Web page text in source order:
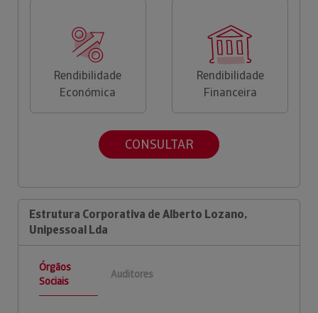
Rendibilidade
Económica
Rendibilidade
Financeira
CONSULTAR
Estrutura Corporativa de Alberto Lozano,
Unipessoal Lda
Órgãos
Sociais
Auditores